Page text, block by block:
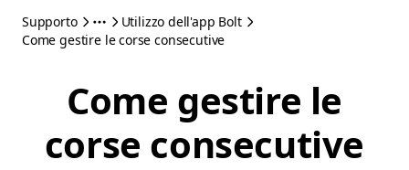
Supporto
Utilizzo dell'app Bolt
Come gestire le corse consecutive
Come gestire le
corse consecutive